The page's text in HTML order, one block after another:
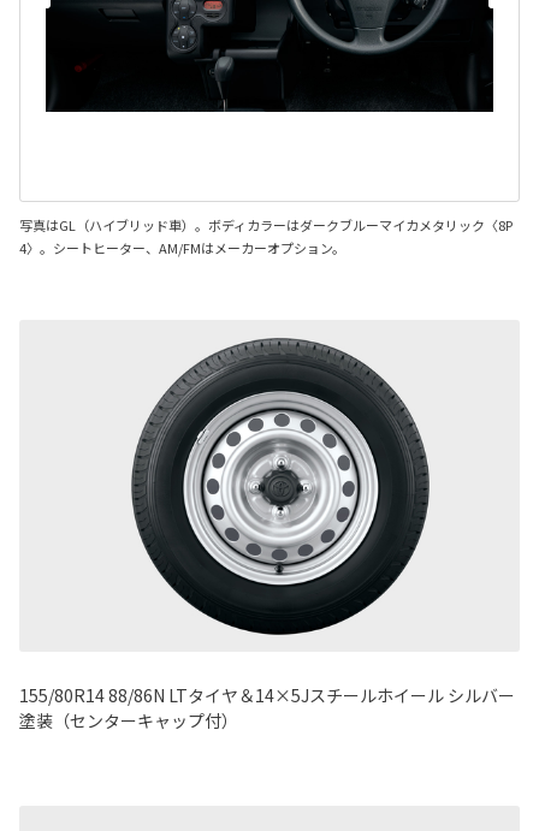
写真はGL（ハイブリッド車）。ボディカラーはダークブルーマイカメタリック〈8P
4〉。シートヒーター、AM/FMはメーカーオプション。
155/80R14 88/86N LTタイヤ＆14×5Jスチールホイール シルバー
塗装（センターキャップ付）